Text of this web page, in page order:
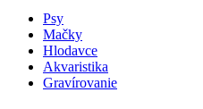
Psy
Mačky
Hlodavce
Akvaristika
Gravírovanie